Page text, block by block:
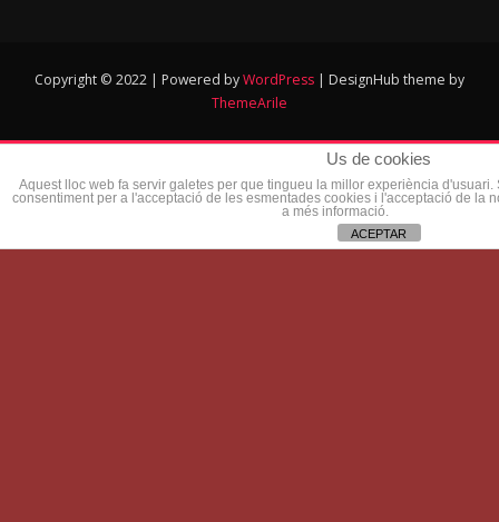
Copyright © 2022 | Powered byWordPress | DesignHub theme by
ThemeArile
Us de cookies
Aquest lloc web fa servir galetes per que tingueu la millor experiència
consentiment per a l'acceptació de les esmentades cookies i l'acceptació de la
a més informació.
ACEPTAR